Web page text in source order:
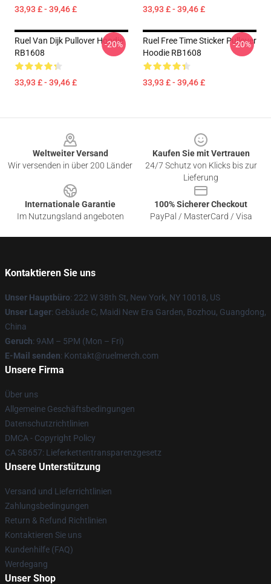
33,93 £ - 39,46 £ 33,93 £ - 39,46 £
Ruel Van Dijk Pullover Hoodie
RB1608
33,93 £ - 39,46 £
-20%
Ruel Free Time Sticker Pullover
Hoodie RB1608
33,93 £ - 39,46 £
-20%
Weltweiter Versand
Wir versenden in über 200 Länder
Kaufen Sie mit Vertrauen
24/7 Schutz von Klicks bis zur
Lieferung
Internationale Garantie
Im Nutzungsland angeboten
100% Sicherer Checkout
PayPal / MasterCard / Visa
Kontaktieren Sie uns
Unser Hauptbüro: 222 W 38th St, New York, NY 10018, US
Unser Lager: Gebäude C, Maidi New Era Garden, Bozhou, Guangdong,
China
Geruch: 9AM – 5PM (Mon – Fri)
E-Mail senden: Kontakt@ruelmerch.com
Unsere Firma
Über uns
Allgemeine Geschäftsbedingungen
Datenschutzrichtlinien
DMCA - Copyright Policy
CA SB657: Lieferkettentransparenzgesetz
Unsere Unterstützung
Versand und Lieferrichtlinien
Zahlungsbedingungen
Return & Refund Richtlinien
Kontaktieren Sie uns
Kundenhilfe (FAQ)
Werdegang
Unser Shop